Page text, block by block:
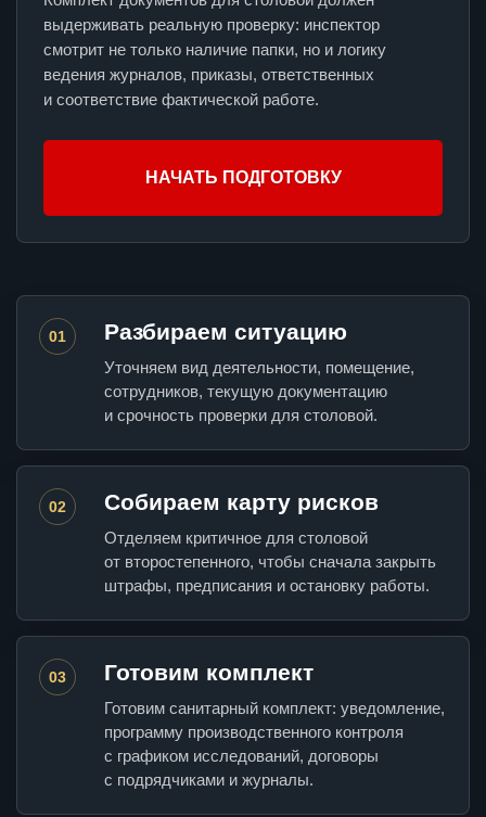
выдерживать реальную проверку: инспектор
смотрит не только наличие папки, но и логику
ведения журналов, приказы, ответственных
и соответствие фактической работе.
НАЧАТЬ ПОДГОТОВКУ
01 Разбираем ситуацию
Уточняем вид деятельности, помещение,
сотрудников, текущую документацию
и срочность проверки для столовой.
02 Собираем карту рисков
Отделяем критичное для столовой
от второстепенного, чтобы сначала закрыть
штрафы, предписания и остановку работы.
03 Готовим комплект
Готовим санитарный комплект: уведомление,
программу производственного контроля
с графиком исследований, договоры
с подрядчиками и журналы.